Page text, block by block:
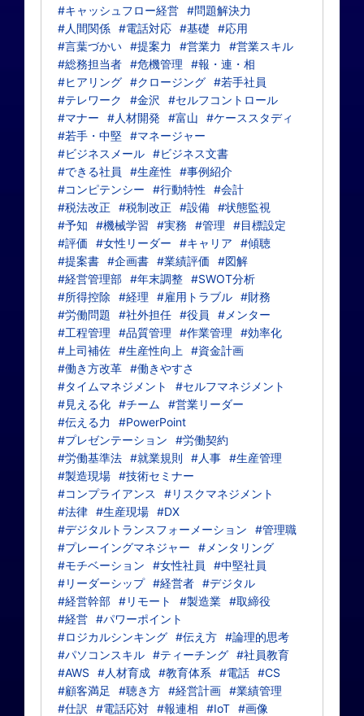
#キャッシュフロー経営 #問題解決力
#人間関係 #電話対応 #基礎
#応用
#言葉づかい #提案力 #営業力
#営業スキル
#総務担当者 #危機管理
#報・連・相
#ヒアリング #クロージング #若手社員
#テレワーク
#金沢
#セルフコントロール
#マナー
#人材開発 #富山
#ケーススタディ
#若手・中堅 #マネージャー
#ビジネスメール #ビジネス文書
#できる社員
#生産性
#事例紹介
#コンピテンシー
#行動特性
#会計
#税法改正
#税制改正 #設備 #状態監視
#予知
#機械学習 #実務 #管理
#目標設定
#評価
#女性リーダー #キャリア
#傾聴
#提案書 #企画書 #業績評価
#図解
#経営管理部 #年末調整 #SWOT分析
#所得控除
#経理 #雇用トラブル #財務
#労働問題
#社外担任 #役員
#メンター
#工程管理
#品質管理 #作業管理
#効率化
#上司補佐 #生産性向上
#資金計画
#働き方改革 #働きやすさ
#タイムマネジメント
#セルフマネジメント
#見える化 #チーム
#営業リーダー
#伝える力
#PowerPoint
#プレゼンテーション
#労働契約
#労働基準法 #就業規則 #人事 #生産管理
#製造現場 #技術セミナー
#コンプライアンス
#リスクマネジメント
#法律 #生産現場 #DX
#デジタルトランスフォーメーション
#管理職
#プレーイングマネジャー
#メンタリング
#モチベーション
#女性社員
#中堅社員
#リーダーシップ #経営者 #デジタル
#経営幹部 #リモート #製造業 #取締役
#経営 #パワーポイント
#ロジカルシンキング #伝え方 #論理的思考
#パソコンスキル #ティーチング #社員教育
#AWS
#人材育成 #教育体系 #電話 #CS
#顧客満足
#聴き方 #経営計画 #業績管理
#仕訳
#電話応対 #報連相 #IoT #画像